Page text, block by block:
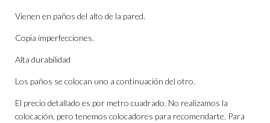
Vienen en paños del alto de la pared.
Copia imperfecciones.
Alta durabilidad
Los paños se colocan uno a continuación del otro.
El precio detallado es por metro cuadrado. No realizamos la
colocación, pero tenemos colocadores para recomendarte. Para